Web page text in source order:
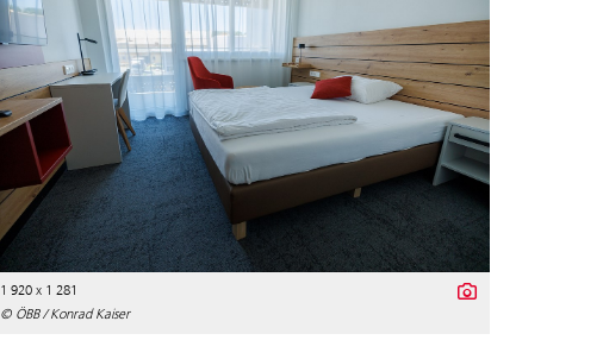
1 920 x 1 281
© ÖBB / Konrad Kaiser